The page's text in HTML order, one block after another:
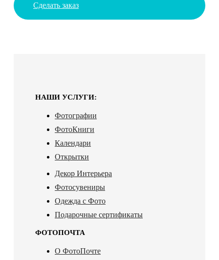
Сделать заказ
НАШИ УСЛУГИ:
Фотографии
ФотоКниги
Календари
Открытки
Декор Интерьера
Фотосувениры
Одежда с Фото
Подарочные сертификаты
ФОТОПОЧТА
О ФотоПочте